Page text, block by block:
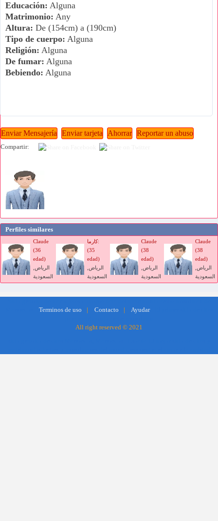
Educación: Alguna
Matrimonio: Any
Altura: De (154cm) a (190cm)
Tipo de cuerpo: Alguna
Religión: Alguna
De fumar: Alguna
Bebiendo: Alguna
Compartir:
Perfiles similares
Claude
(36
edad)
الرياض,
السعودية
كارما:
(35
edad)
الرياض,
السعودية
Claude
(38
edad)
الرياض,
السعودية
Claude
(38
edad)
الرياض,
السعودية
Terminos de uso Contacto Ayudar
All right reserved © 2021